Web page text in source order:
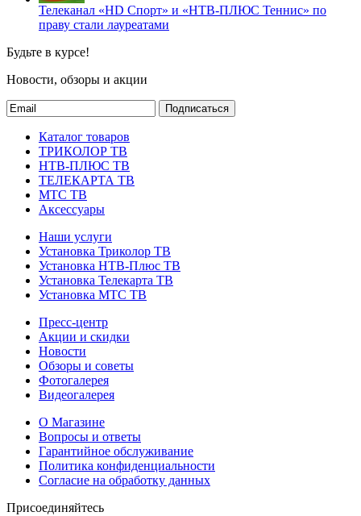
Телеканал «HD Спорт» и «НТВ-ПЛЮС Теннис» по
праву стали лауреатами
Будьте в курсе!
Новости, обзоры и акции
Подписаться
Каталог товаров
ТРИКОЛОР ТВ
НТВ-ПЛЮС ТВ
ТЕЛЕКАРТА ТВ
МТС ТВ
Аксессуары
Наши услуги
Установка Триколор ТВ
Установка НТВ-Плюс ТВ
Установка Телекарта ТВ
Установка МТС ТВ
Пресс-центр
Акции и скидки
Новости
Обзоры и советы
Фотогалерея
Видеогалерея
О Магазине
Вопросы и ответы
Гарантийное обслуживание
Политика конфиденциальности
Согласие на обработку данных
Присоединяйтесь